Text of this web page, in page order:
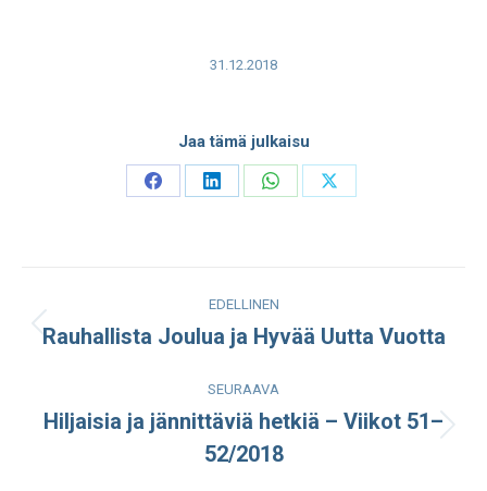
31.12.2018
Jaa tämä julkaisu
Share
Share
Share
Share
navigation
EDELLINEN
Edellinen
Rauhallista Joulua ja Hyvää Uutta Vuotta
SEURAAVA
julkaisu:
Hiljaisia ja jännittäviä hetkiä – Viikot 51–
52/2018